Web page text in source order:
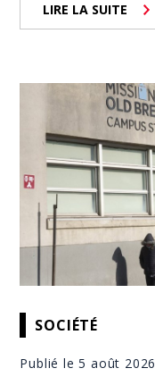
LIRE LA SUITE
SOCIÉTÉ
Publié le 5 août 2026